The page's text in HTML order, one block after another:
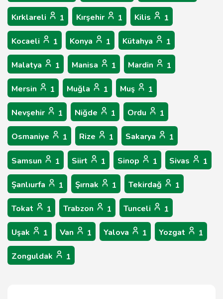
Kırklareli 1 Kırşehir 1 Kilis 1
Kocaeli 1 Konya 1 Kütahya 1
Malatya 1 Manisa 1 Mardin 1
Mersin 1 Muğla 1 Muş 1
Nevşehir 1 Niğde 1 Ordu 1
Osmaniye 1 Rize 1 Sakarya 1
Samsun 1 Siirt 1 Sinop 1 Sivas 1
Şanlıurfa 1 Şırnak 1 Tekirdağ 1
Tokat 1 Trabzon 1 Tunceli 1
Uşak 1 Van 1 Yalova 1 Yozgat 1
Zonguldak 1